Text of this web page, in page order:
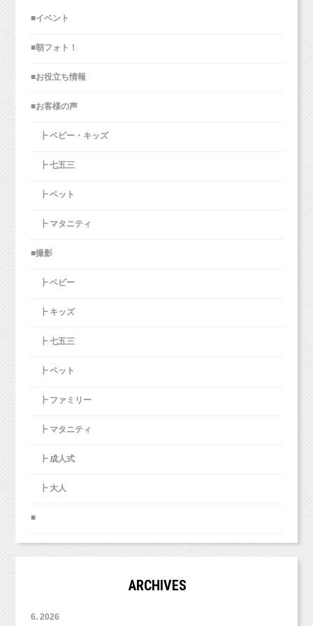
■イベント
■朝フォト！
■お役立ち情報
■お客様の声
┣ ベビー・キッズ
┣ 七五三
┣ ペット
┣ マタニティ
■撮影
┣ ベビー
┣ キッズ
┣ 七五三
┣ ペット
┣ ファミリー
┣ マタニティ
┣ 成人式
┣ 大人
■
ARCHIVES
6. 2026